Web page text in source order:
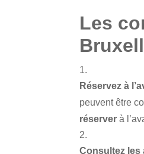
Les
Réservez à
peuvent être
réserver à
Consultez les